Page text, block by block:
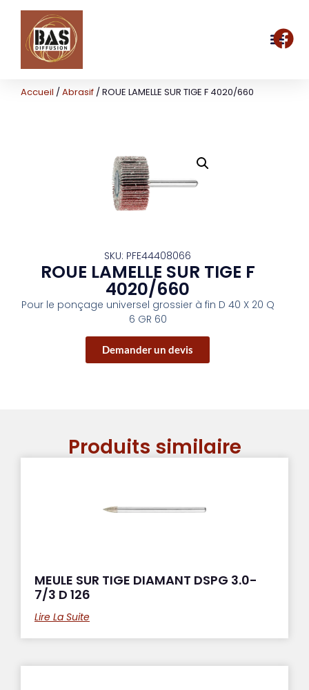
Accueil /Abrasif / ROUE LAMELLE SUR TIGE F 4020/660
SKU: PFE44408066
ROUE LAMELLE SUR TIGE F
4020/660
Pour le ponçage universel grossier à fin D 40 X 20 Q
6 GR 60
Demander un devis
Produits similaire
MEULE SUR TIGE DIAMANT DSPG 3.0-
7/3 D 126
Lire La Suite